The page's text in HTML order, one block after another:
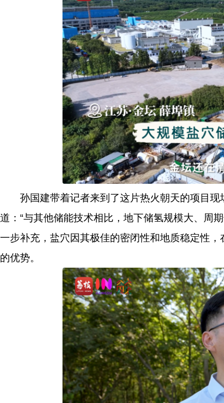
孙国建带着记者来到了这片热火朝天的项目
道：“与其他储能技术相比，地下储氢规模大、周
一步补充，盐穴因其极佳的密闭性和地质稳定性
的优势。